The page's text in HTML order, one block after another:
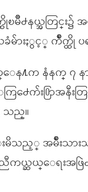
ၿမိဳ႕နယ္အတြင္း၌
ားႏွင့္ က်ိဳက္ထို ပ
ေန႔က နံနက္ ၇
ြ႕ေက်း႐ြာအနီး
သည္။
သည့္ အမ်ိဳးသား
ကယ္ဆယ္ေရးအဖ